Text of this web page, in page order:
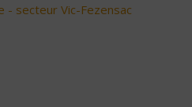
- secteur Vic-Fezensac